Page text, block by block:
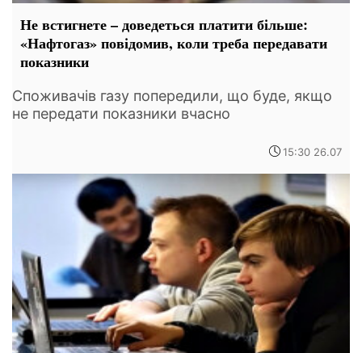
Не встигнете – доведеться платити більше:
«Нафтогаз» повідомив, коли треба передавати
показники
Споживачів газу попередили, що буде, якщо
не передати показники вчасно
15:30 26.07